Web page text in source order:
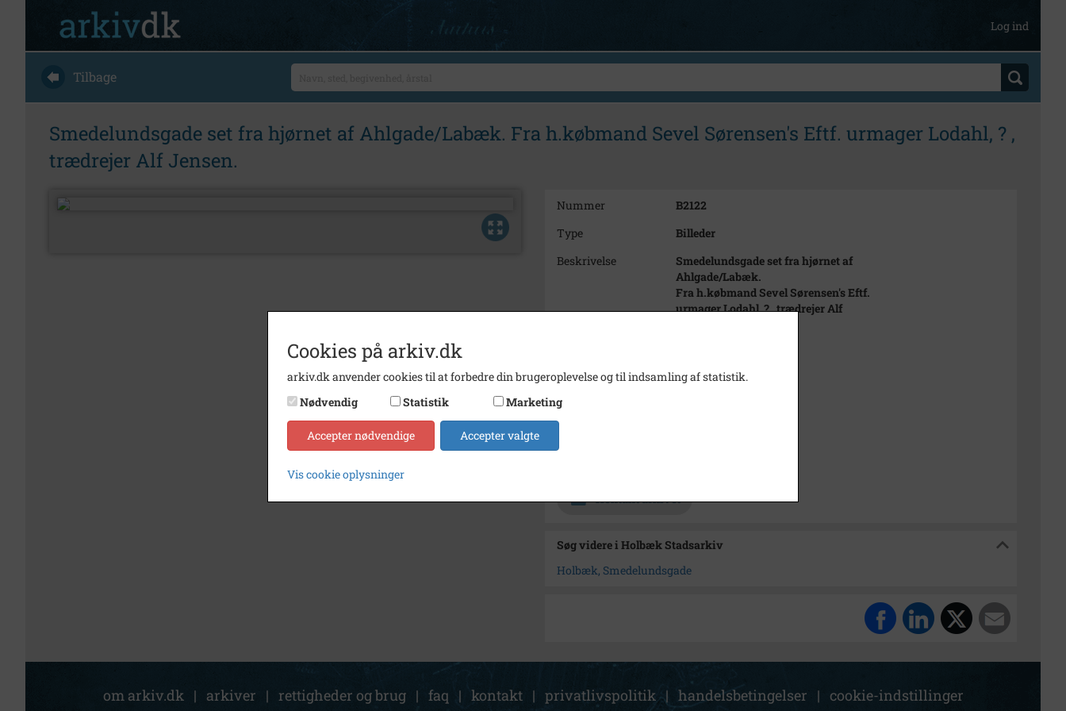
Log ind
Tilbage
Smedelundsgade set fra hjørnet af Ahlgade/Labæk. Fra h.købmand Sevel Sørensen's Eftf. urmager Lodahl, ? ,
trædrejer Alf Jensen.
Nummer
B2122
Type
Billeder
Beskrivelse
Smedelundsgade set fra hjørnet af
Ahlgade/Labæk.
Fra h.købmand Sevel Sørensen's Eftf.
urmager Lodahl, ? , trædrejer Alf
Dateringsnote
maj 1938
Fotograf
Kontakt arkivet
Søg videre i Holbæk Stadsarkiv
Holbæk, Smedelundsgade
om arkiv.dk | arkiver | rettigheder og brug | faq | kontakt | privatlivspolitik | handelsbetingelser | cookie-indstillinger
Cookies på arkiv.dk
arkiv.dk anvender cookies til at forbedre din brugeroplevelse og til indsamling af statistik.
Nødvendig
Statistik Marketing
Accepter nødvendige Accepter valgte
Vis cookie oplysninger